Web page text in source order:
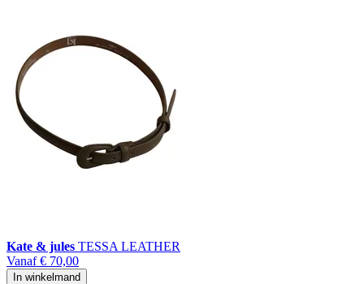
Kate & jules TESSA LEATHER
Vanaf € 70,00
In winkelmand